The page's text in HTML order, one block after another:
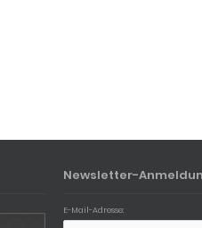
Newsletter-
E-Mail-Adresse: